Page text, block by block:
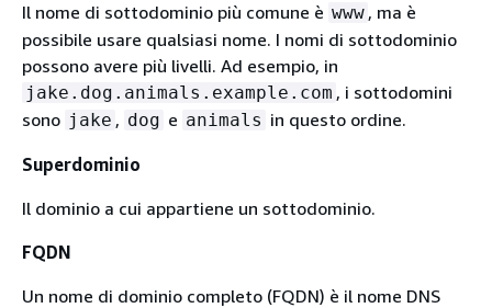
Il nome di sottodominio più comune è www , ma è
possibile usare qualsiasi nome. I nomi di sottodominio
possono avere più livelli. Ad esempio, in
jake.dog.animals.example.com , i sottodomini
sono jake , dog e animals in questo ordine.
Superdominio
Il dominio a cui appartiene un sottodominio.
FQDN
Un nome di dominio completo (FQDN) è il nome DNS